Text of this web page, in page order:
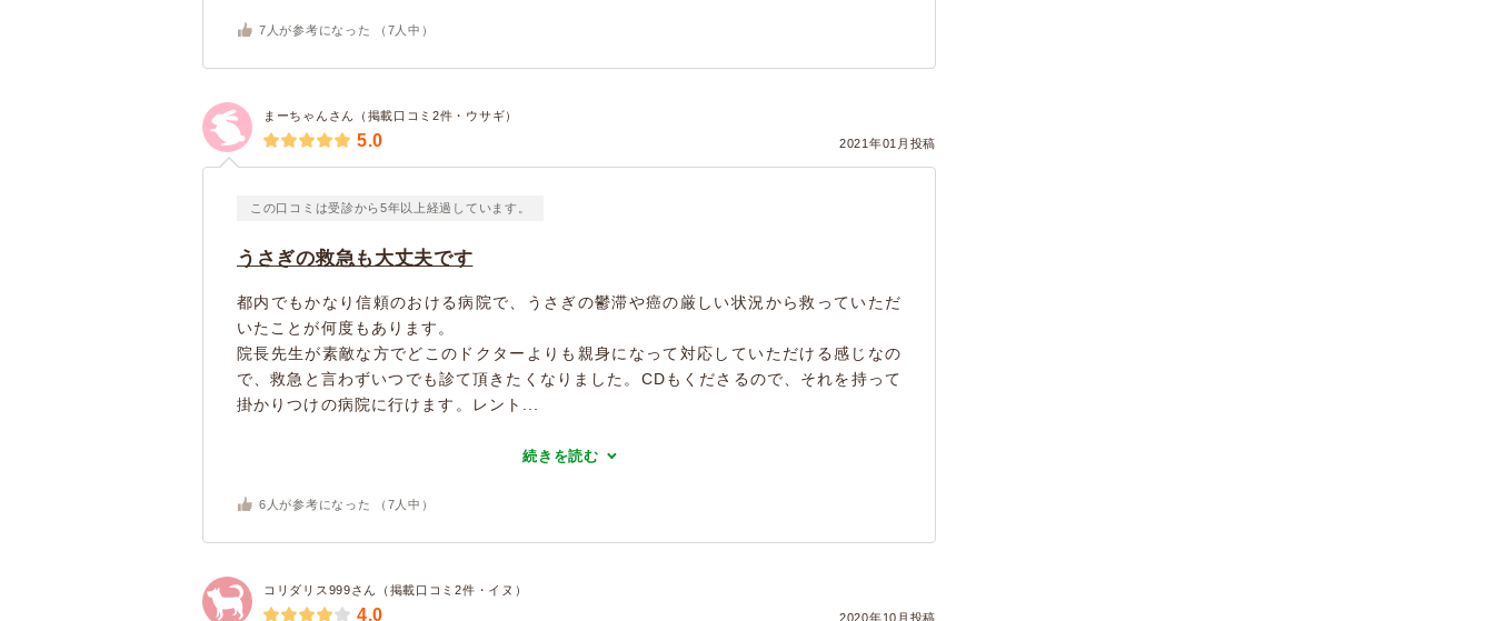
7 人が参考になった （ 7 人中）
まーちゃんさん（掲載口コミ2件・ウサギ）
2021年01月投稿
5.0
この口コミは受診から5年以上経過しています。
うさぎの救急も大丈夫です
都内でもかなり信頼のおける病院で、うさぎの鬱滞や癌の厳しい状況から救っていただ
いたことが何度もあります。
院長先生が素敵な方でどこのドクターよりも親身になって対応していただける感じなの
で、救急と言わずいつでも診て頂きたくなりました。CDもくださるので、それを持って
掛かりつけの病院に行けます。レント...
続きを読む
6 人が参考になった （ 7 人中）
コリダリス999さん（掲載口コミ2件・イヌ）
2020年10月投稿
4.0